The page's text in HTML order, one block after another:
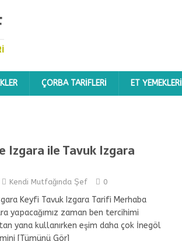
ÇORBA TARIFLERI ET YEMEKLERI
Izgara ile Tavuk Izgara
Kendi Mutfağında Şef 0
Keyfi Tavuk Izgara Tarifi Merhaba
yapacağımız zaman ben tercihimi
yana kullanırken eşim daha çok İnegöl
[Tümünü Gör]